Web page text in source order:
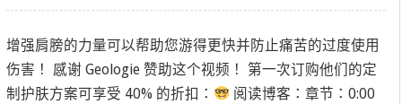
增强肩膀的力量可以帮助您游得更快并防止痛苦的过度使用
伤害！ 感谢 Geologie 赞助这个视频！ 第一次订购他们的定
制护肤方案可享受 40% 的折扣：
阅读博客：章节：0:00